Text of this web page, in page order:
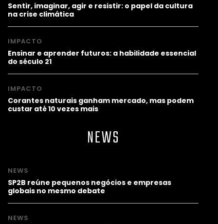
Sentir, imaginar, agir e resistir: o papel da cultura
na crise climática
IMPACTO
Ensinar e aprender futuros: a habilidade essencial
do século 21
IMPACTO
Corantes naturais ganham mercado, mas podem
custar até 10 vezes mais
NEWS
NEWS
SP2B reúne pequenos negócios e empresas
globais no mesmo debate
NEWS